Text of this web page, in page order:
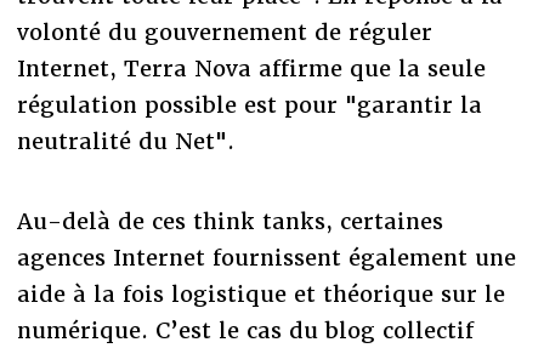
volonté du gouvernement de réguler
Internet, Terra Nova affirme que la seule
régulation possible est pour "garantir la
neutralité du Net".
Au-delà de ces think tanks, certaines
agences Internet fournissent également une
aide à la fois logistique et théorique sur le
numérique. C’est le cas du blog collectif